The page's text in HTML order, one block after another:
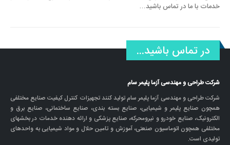
خدمات با ما در تماس باشید…
در تماس باشید...
شرکت طراحی و مهندسی آزما پلیمر سام
شرکت طراحی و مهندسی آزما پلیمر سام تولید کنند تجهیزات کنترل کیفیت صنایع مختلفی
همچون صنایع پلیمر و شیمیایی، صنایع بسته بندی، صنایع ساختمانی، صنایع برق و
الکترونیک، صنایع خودرو و نیرومحرکه، صنایع پزشکی و ارائه دهنده خدمات در بخشهای
مختلفی همچون اتوماسیون صنعتی، آموزش و تامین حلال و مواد شیمیایی به واحدهای
تولیدی است.